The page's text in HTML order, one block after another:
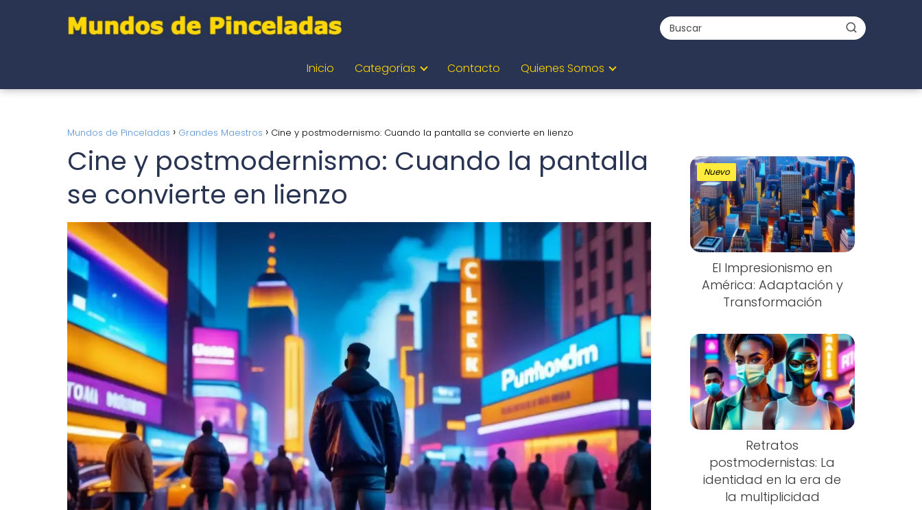
Inicio Categorías Contacto Quienes Somos
Mundos de Pinceladas Grandes Maestros Cine y postmodernismo: Cuando la pantalla se convierte en lienzo
Cine y postmodernismo: Cuando la pantalla
se convierte en lienzo
Nuevo
El Impresionismo en
América: Adaptación y
Transformación
Retratos
postmodernistas: La
identidad en la era de
la multiplicidad